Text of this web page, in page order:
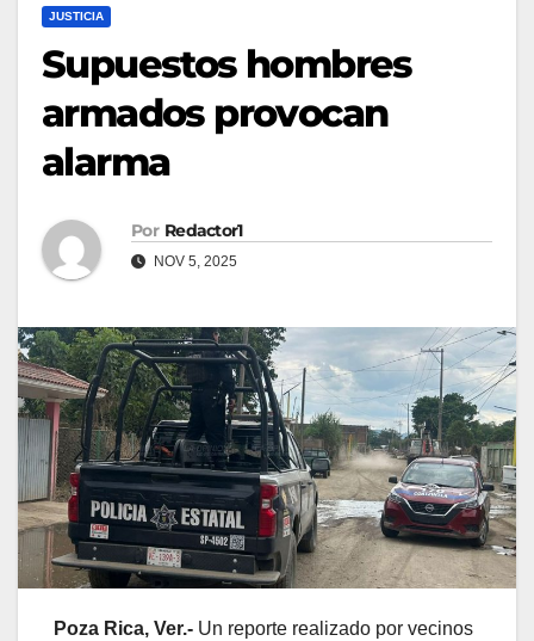
JUSTICIA
Supuestos hombres
armados provocan
alarma
Por Redactor1
NOV 5, 2025
Poza Rica, Ver.- Un reporte realizado por vecinos